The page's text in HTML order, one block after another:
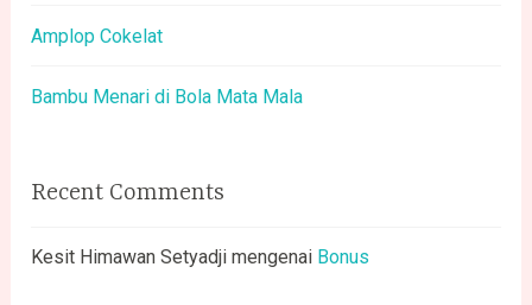
Amplop Cokelat
Bambu Menari di Bola Mata Mala
Recent Comments
Kesit Himawan Setyadji mengenai Bonus